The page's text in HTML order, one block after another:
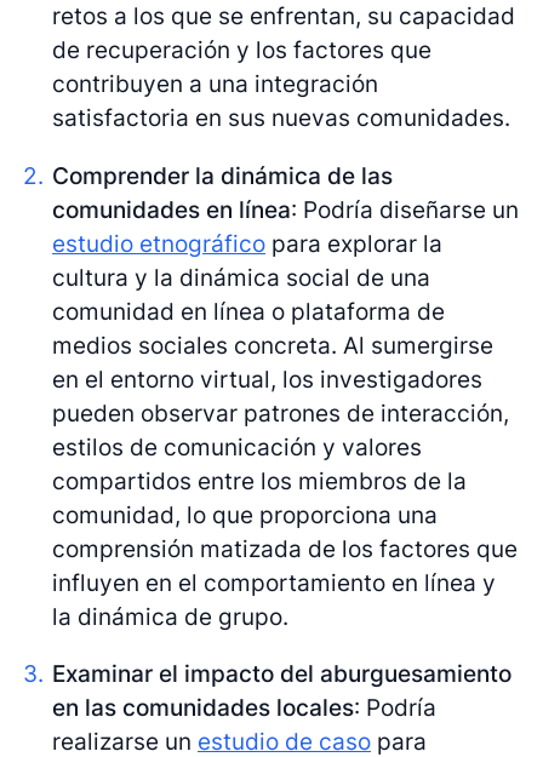
retos a los que se enfrentan, su capacidad
de recuperación y los factores que
contribuyen a una integración
satisfactoria en sus nuevas comunidades.
Comprender la dinámica de las
comunidades en línea: Podría diseñarse un
estudio etnográfico para explorar la
cultura y la dinámica social de una
comunidad en línea o plataforma de
medios sociales concreta. Al sumergirse
en el entorno virtual, los investigadores
pueden observar patrones de interacción,
estilos de comunicación y valores
compartidos entre los miembros de la
comunidad, lo que proporciona una
comprensión matizada de los factores que
influyen en el comportamiento en línea y
la dinámica de grupo.
Examinar el impacto del aburguesamiento
en las comunidades locales: Podría
realizarse un estudio de caso para